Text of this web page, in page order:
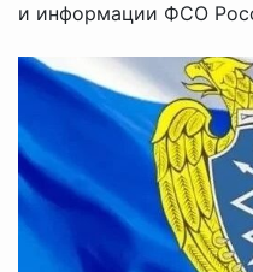
и информации ФСО